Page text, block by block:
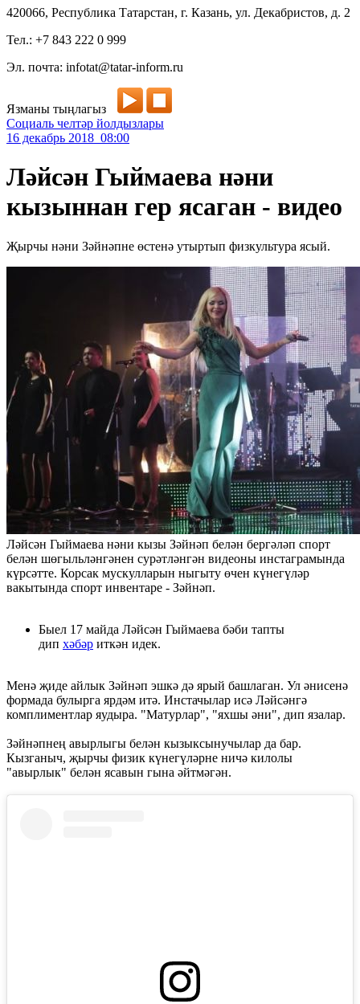
420066, Республика Татарстан, г. Казань, ул. Декабристов, д. 2
Тел.: +7 843 222 0 999
Эл. почта: infotat@tatar-inform.ru
Язманы тыңлагыз
Социаль челтәр йолдызлары
16 декабрь 2018 08:00
Ләйсән Гыймаева нәни
кызыннан гер ясаган - видео
Җырчы нәни Зәйнәпне өстенә утыртып физкультура ясый.
Ләйсән Гыймаева нәни кызы Зәйнәп белән бергәләп спорт
белән шөгыльләнгәнен сурәтләнгән видеоны инстаграмында
күрсәтте. Корсак мускулларын ныгыту өчен күнегүләр
вакытында спорт инвентаре - Зәйнәп.
Быел 17 майда Ләйсән Гыймаева бәби тапты
дип хәбәр иткән идек.
Менә җиде айлык Зәйнәп эшкә дә ярый башлаган. Ул әнисенә
формада булырга ярдәм итә. Инстачылар исә Ләйсәнгә
комплиментлар яудыра. "Матурлар", "яхшы әни", дип язалар.
Зәйнәпнең авырлыгы белән кызыксынучылар да бар.
Кызганыч, җырчы физик күнегүләрне ничә килолы
"авырлык" белән ясавын гына әйтмәгән.